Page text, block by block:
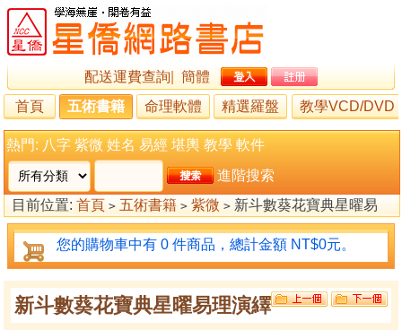
配送運費查詢
簡體
首頁
五術書籍 命理軟體 精選羅盤 教學VCD/DVD
熱門: 八字 紫微 姓名 易經 堪輿 教學 軟件
進階搜索
目前位置: 首頁 > 五術書籍 > 紫微 > 新斗數葵花寶典星曜易
理演繹
您的購物車中有 0 件商品，總計金額 NT$0元。
新斗數葵花寶典星曜易理演繹